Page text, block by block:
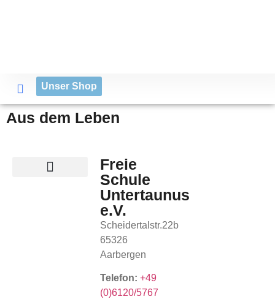
Unser Shop
Aus dem Leben
Freie
Schule
Untertaunus
e.V.
Scheidertalstr.22b
65326
Aarbergen
Telefon: +49
(0)6120/5767